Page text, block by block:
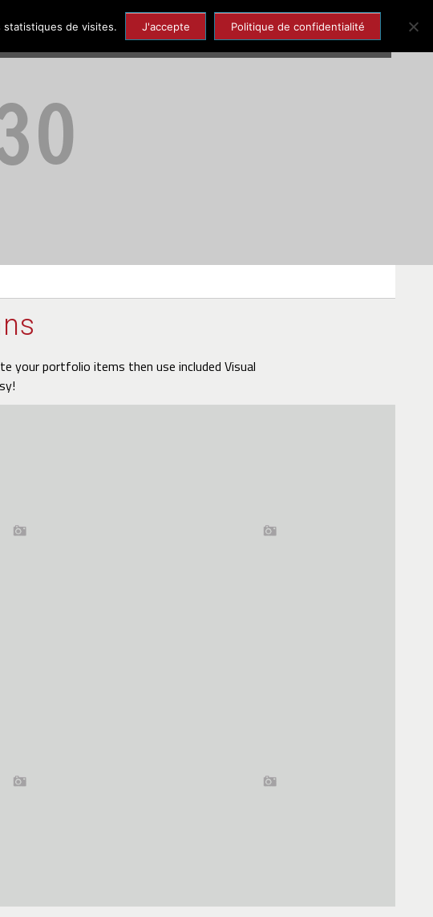
Solidarité Economie et Emploi Tourisme et Patrimoine
your portfolio items then use included Visual
statistiques de visites. J'accepte Politique de confidentialité